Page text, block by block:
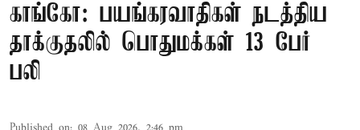
காங்கோ: பயங்கரவாதிகள் நடத்திய
தாக்குதலில் பொதுமக்கள் 13 பேர்
பலி